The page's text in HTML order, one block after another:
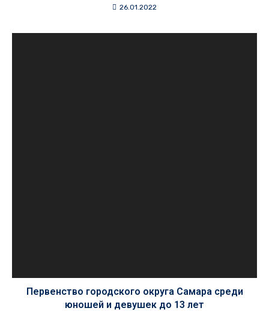
26.01.2022
Первенство городского округа Самара среди
юношей и девушек до 13 лет